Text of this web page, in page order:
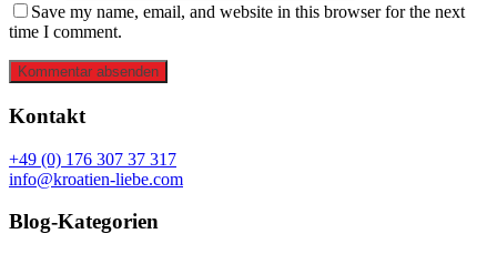
Save my name, email, and website in this browser for the next
time I comment.
Kommentar absenden
Kontakt
+49 (0) 176 307 37 317
info@kroatien-liebe.com
Blog-Kategorien